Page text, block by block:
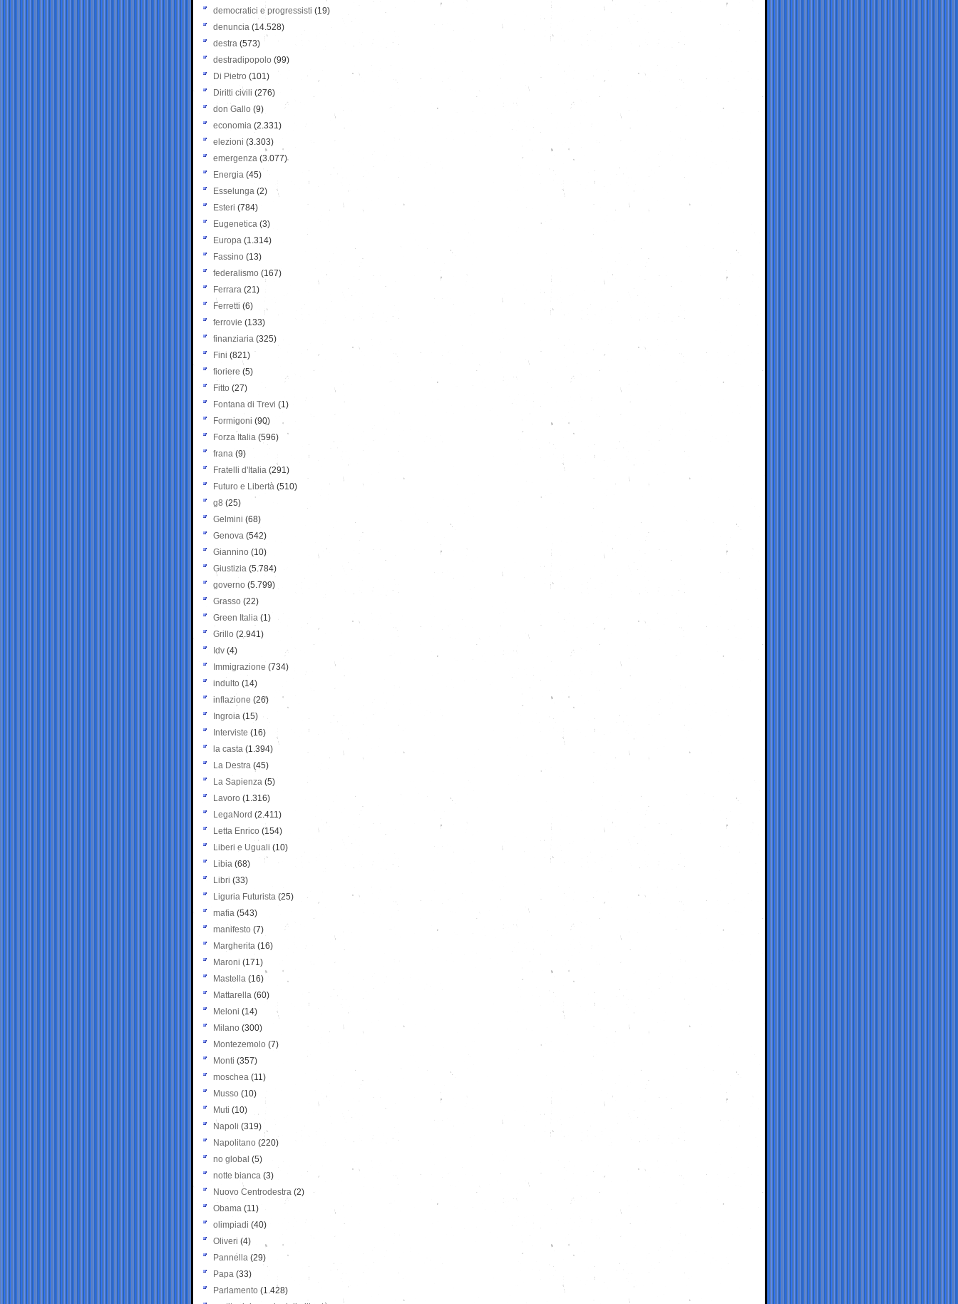
democratici e progressisti (19)
denuncia (14.528)
destra (573)
destradipopolo (99)
Di Pietro (101)
Diritti civili (276)
don Gallo (9)
economia (2.331)
elezioni (3.303)
emergenza (3.077)
Energia (45)
Esselunga (2)
Esteri (784)
Eugenetica (3)
Europa (1.314)
Fassino (13)
federalismo (167)
Ferrara (21)
Ferretti (6)
ferrovie (133)
finanziaria (325)
Fini (821)
fioriere (5)
Fitto (27)
Fontana di Trevi (1)
Formigoni (90)
Forza Italia (596)
frana (9)
Fratelli d'Italia (291)
Futuro e Libertà (510)
g8 (25)
Gelmini (68)
Genova (542)
Giannino (10)
Giustizia (5.784)
governo (5.799)
Grasso (22)
Green Italia (1)
Grillo (2.941)
Idv (4)
Immigrazione (734)
indulto (14)
inflazione (26)
Ingroia (15)
Interviste (16)
la casta (1.394)
La Destra (45)
La Sapienza (5)
Lavoro (1.316)
LegaNord (2.411)
Letta Enrico (154)
Liberi e Uguali (10)
Libia (68)
Libri (33)
Liguria Futurista (25)
mafia (543)
manifesto (7)
Margherita (16)
Maroni (171)
Mastella (16)
Mattarella (60)
Meloni (14)
Milano (300)
Montezemolo (7)
Monti (357)
moschea (11)
Musso (10)
Muti (10)
Napoli (319)
Napolitano (220)
no global (5)
notte bianca (3)
Nuovo Centrodestra (2)
Obama (11)
olimpiadi (40)
Oliveri (4)
Pannella (29)
Papa (33)
Parlamento (1.428)